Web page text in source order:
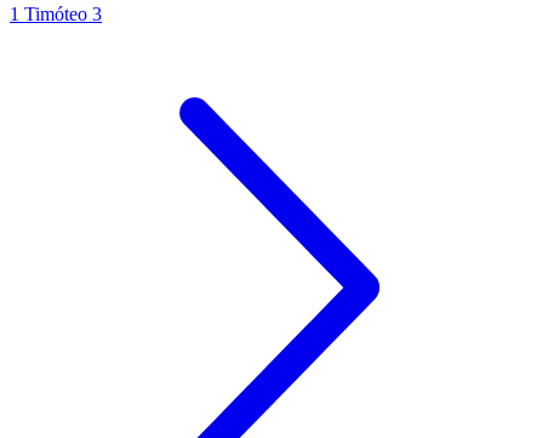
1 Timóteo 3